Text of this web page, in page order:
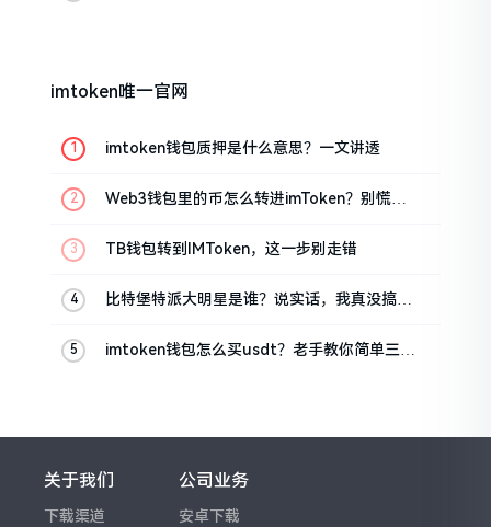
imtoken唯一官网
imtoken钱包质押是什么意思？一文讲透
Web3钱包里的币怎么转进imToken？别慌，
TB钱包转到IMToken，这一步别走错
比特堡特派大明星是谁？说实话，我真没搞明
imtoken钱包怎么买usdt？老手教你简单三步
关于我们
下载渠道
公司业务
安卓下载